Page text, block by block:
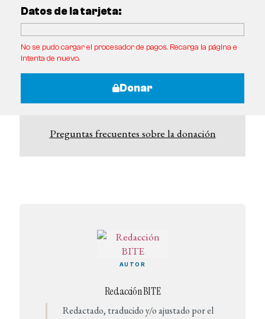
Datos de la tarjeta:
No se pudo cargar el procesador de pagos. Recarga la página e
intenta de nuevo.
Donar
Preguntas frecuentes sobre la donación
AUTOR
Redacción BITE
Redactado, traducido y/o ajustado por el